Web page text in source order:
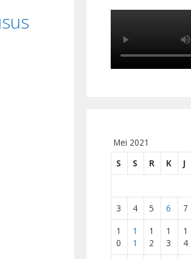
Mei 2021
S
S R K J
3
4 5 6 7
1
0
1
1
1
2
1
3
1
4